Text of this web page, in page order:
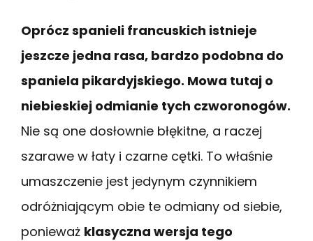
Oprócz spanieli francuskich istnieje
jeszcze jedna rasa, bardzo podobna do
spaniela pikardyjskiego. Mowa tutaj o
niebieskiej odmianie tych czworonogów.
Nie są one dosłownie błękitne, a raczej
szarawe w łaty i czarne cętki. To właśnie
umaszczenie jest jedynym czynnikiem
odróżniającym obie te odmiany od siebie,
ponieważ klasyczna wersja tego